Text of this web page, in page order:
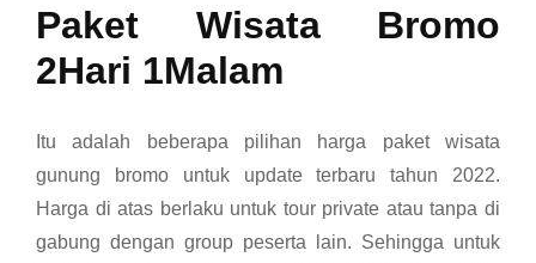
Paket Wisata Bromo
2Hari 1Malam
Itu adalah beberapa pilihan harga paket wisata
gunung bromo untuk update terbaru tahun 2022.
Harga di atas berlaku untuk tour private atau tanpa di
gabung dengan group peserta lain. Sehingga untuk